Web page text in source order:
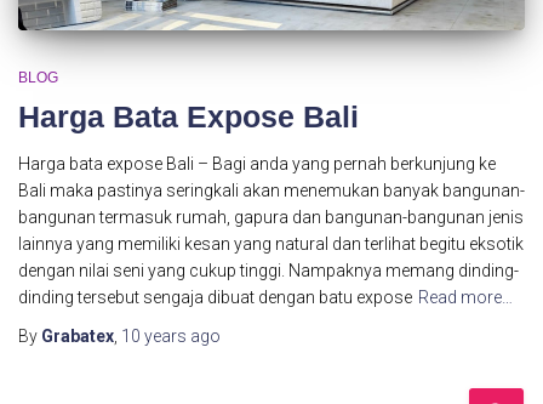
BLOG
Harga Bata Expose Bali
Harga bata expose Bali – Bagi anda yang pernah berkunjung ke
Bali maka pastinya seringkali akan menemukan banyak bangunan-
bangunan termasuk rumah, gapura dan bangunan-bangunan jenis
lainnya yang memiliki kesan yang natural dan terlihat begitu eksotik
dengan nilai seni yang cukup tinggi. Nampaknya memang dinding-
dinding tersebut sengaja dibuat dengan batu expose Read more…
By Grabatex 10 years ago